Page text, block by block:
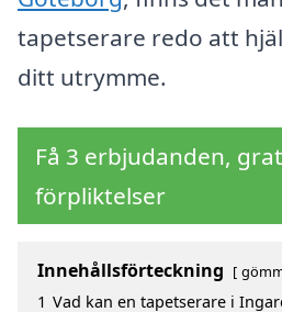
tapetserare redo att
ditt utrymme.
Få 3 erbjudanden,
förpliktelser
Innehållsförteckning
1 Vad kan en tapetserare i